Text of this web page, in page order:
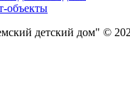
объекты
детский дом" ©